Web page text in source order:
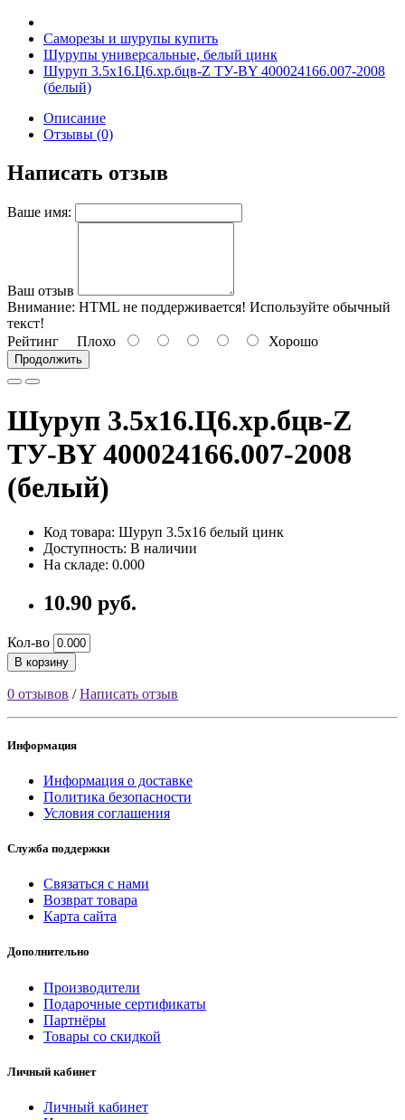
Саморезы и шурупы купить
Шурупы универсальные, белый цинк
Шуруп 3.5х16.Ц6.хр.бцв-Z ТУ-BY 400024166.007-2008
(белый)
Описание
Отзывы (0)
Написать отзыв
Ваше имя:
Ваш отзыв
Внимание: HTML не поддерживается! Используйте обычный
текст!
Рейтинг Плохо Хорошо
Продолжить
Шуруп 3.5х16.Ц6.хр.бцв-Z
ТУ-BY 400024166.007-2008
(белый)
Код товара: Шуруп 3.5х16 белый цинк
Доступность: В наличии
На складе: 0.000
10.90 руб.
Кол-во
В корзину
0 отзывов /Написать отзыв
Информация
Информация о доставке
Политика безопасности
Условия соглашения
Служба поддержки
Связаться с нами
Возврат товара
Карта сайта
Дополнительно
Производители
Подарочные сертификаты
Партнёры
Товары со скидкой
Личный кабинет
Личный кабинет